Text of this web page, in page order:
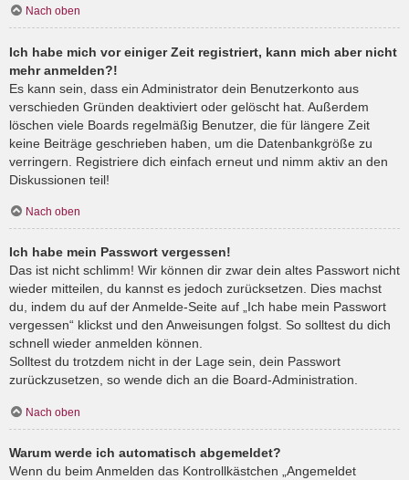
Nach oben
Ich habe mich vor einiger Zeit registriert, kann mich aber nicht
mehr anmelden?!
Es kann sein, dass ein Administrator dein Benutzerkonto aus
verschieden Gründen deaktiviert oder gelöscht hat. Außerdem
löschen viele Boards regelmäßig Benutzer, die für längere Zeit
keine Beiträge geschrieben haben, um die Datenbankgröße zu
verringern. Registriere dich einfach erneut und nimm aktiv an den
Diskussionen teil!
Nach oben
Ich habe mein Passwort vergessen!
Das ist nicht schlimm! Wir können dir zwar dein altes Passwort nicht
wieder mitteilen, du kannst es jedoch zurücksetzen. Dies machst
du, indem du auf der Anmelde-Seite auf „Ich habe mein Passwort
vergessen“ klickst und den Anweisungen folgst. So solltest du dich
schnell wieder anmelden können.
Solltest du trotzdem nicht in der Lage sein, dein Passwort
zurückzusetzen, so wende dich an die Board-Administration.
Nach oben
Warum werde ich automatisch abgemeldet?
Wenn du beim Anmelden das Kontrollkästchen „Angemeldet